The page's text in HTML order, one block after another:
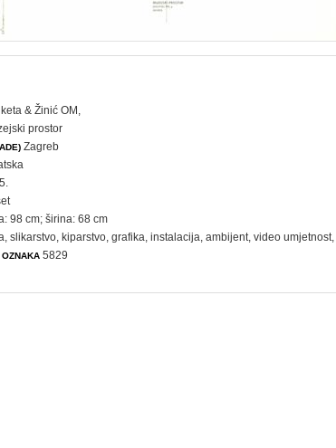
& Žinić OM,
prostor
Zagreb
98 cm; širina: 68 cm
,slikarstvo ,kiparstvo ,grafika ,instalacija ,ambijent ,video umjetnost
OZNAKA 5829